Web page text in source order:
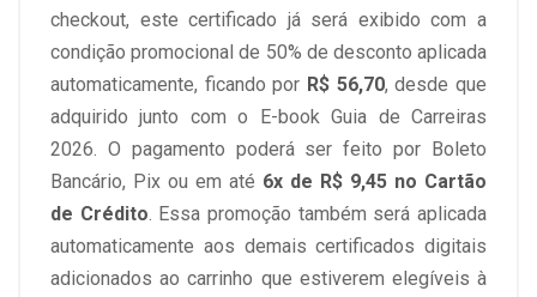
checkout, este certificado já será exibido com a
condição promocional de 50% de desconto aplicada
automaticamente, ficando por R$ 56,70, desde que
adquirido junto com o E-book Guia de Carreiras
2026. O pagamento poderá ser feito por Boleto
Bancário, Pix ou em até 6x de R$ 9,45 no Cartão
de Crédito . Essa promoção também será aplicada
automaticamente aos demais certificados digitais
adicionados ao carrinho que estiverem elegíveis à